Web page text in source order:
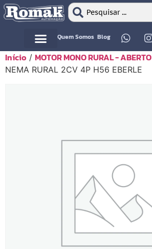
Quem Somos Blog
Início / MOTOR MONO RURAL - ABERTO
NEMA RURAL 2CV 4P H56 EBERLE